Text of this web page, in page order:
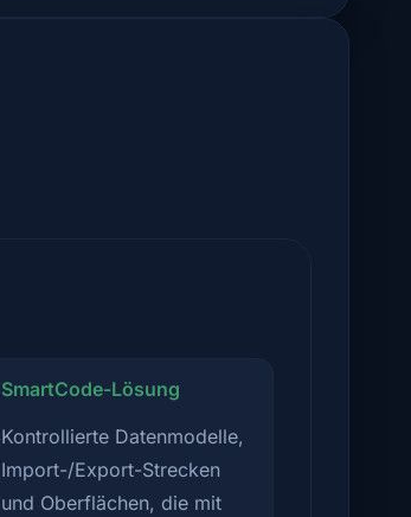
SmartCode-Lösung
Kontrollierte Datenmodelle,
Import-/Export-Strecken
und Oberflächen, die mit